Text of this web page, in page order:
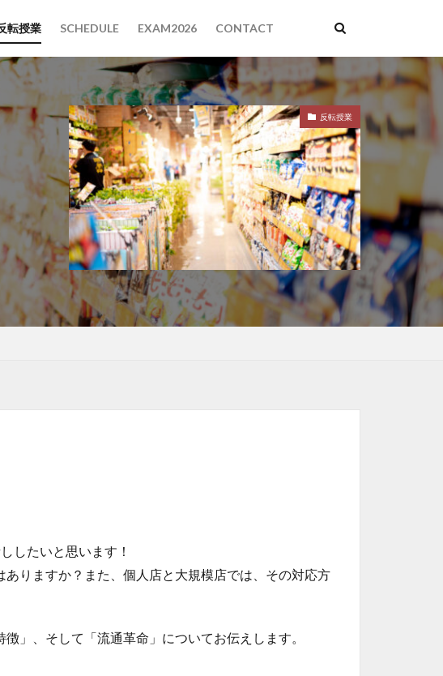
転授業 SCHEDULE EXAM2026 CONTACT
反転授業
したいと思います！
りますか？また、個人店と大規模店では、その対応方
」、そして「流通革命」についてお伝えします。
古川ゼミ
明治大学